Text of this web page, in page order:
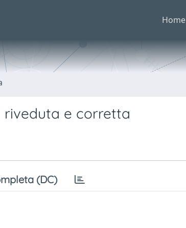
Home
riveduta e corretta
(DC)